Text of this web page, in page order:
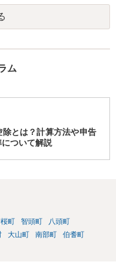
ム
とは？計算方法や申告
ついて解説
町 智頭町
八頭町
大山町 南部町
伯耆町